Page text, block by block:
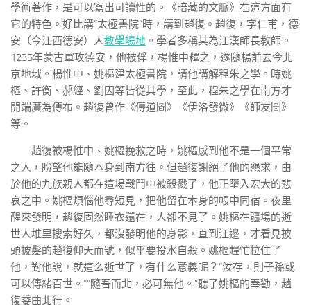
學術著作，是可以寫出可讀性的。《暗藏的文脈》在這方面有
它的特色。好比講“太極書院”時，講到趙復。趙復，字仁甫，德
安（今江西德安）人教學場地 。學者多稱其為江漢師長教師。
1235年蒙古軍攻德安，他被俘，楊惟中釋之，遂隨楊前去今北
京地域。楊惟中、姚樞建太極書院，請他講解程朱之學。時姚
樞、許衡、郝經、劉因等皆從其學，至此，程朱之學在南方才
開端廣為傳布。趙復曾作《傳道圖》《伊洛發微》《師友圖》
等。
趙復被楊惟中、姚樞挽救之時，姚樞感到他不是一個平常
之人，盼望他能隨本身到南方往。但趙復謝絕了他的懇求，由
於他的九族親人都在這場戰鬥中被殺戮了，他正墮入宏大的悲
哀之中。姚樞煩惱他尋短見，把他留在本身的帳中同宿。夜里
醒來發明，趙復固然睡衣還在，人卻不見了。姚樞在疆場的逝
世人堆里搜索好久，都沒發明他的身影，直到江邊，才看見披
頭披髮的趙復仰天而號，似乎要投水自殺。姚樞趕忙拉住了
他，對他說，就這么逝世了，有什么意義呢？“汝存，則子孫或
可以傳緒百世。”“隨吾而北，必可無他。”聽了姚樞的奉勸，趙
復委曲北行。